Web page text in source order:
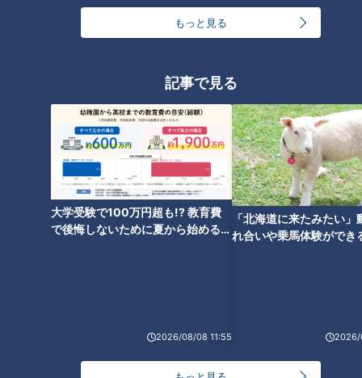
もっと見る
記事で見る
大学受験で100万円超も!? 教育費
で後悔しないために夏から始めるお
2026/08/08 11:55
「北海道に来たみたい」
れ合いや乗馬体験ができ
2026/
て「冷蔵室」と「冷凍室」に分かれた。それによって“食品を
保存する”という力を存分に発揮していくことになった。
「野菜室」の扉も加わった。野菜の新鮮さはもちろん、ビタミ
ンなどの栄養素もキープできるようになった。食材をしっかり
と最適な状態で保存する。低温・一定の温度・高い湿度によっ
て、保存力はアップした。さらに新たな扉として「製氷室」も
登場する。業務用の冷蔵庫にある製氷システムを、家庭用の電
気冷蔵庫にも導入したのだ。給水タンクに水を入れておくだけ
で、自然に氷ができて、そのまま保存される機能だった。いつ
のまにか、勝手に氷ができている便利さ。かつては、仕切りの
あるプラスチック製などのケースに水を敷きつめて作った氷が
ないバターやチーズなどの乳製品も適温で保存できる。ひとつ